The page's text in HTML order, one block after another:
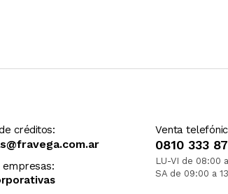
créditos:
empresas:
Venta
0810 333
LU-VI de 08:00
SA de 09:00 a